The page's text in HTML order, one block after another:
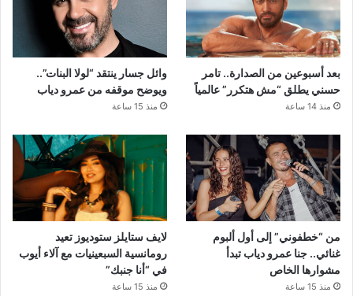
بعد أسبوعين من الصدارة.. تامر
حسني يطلق “مش هتكرر” عالمياً
منذ 14 ساعة
وائل جسار ينتقد “لولا البنات”..
ويوضح موقفه من عمرو دياب
منذ 15 ساعة
من “خطفوني” إلى أول ألبوم
غنائي.. جنا عمرو دياب تبدأ
مشوارها الخاص
منذ 15 ساعة
لايف ستايلز ستوديوز تعيد
رومانسية السبعينيات مع آلاء أيوب
في “أنا جنبك”
منذ 15 ساعة